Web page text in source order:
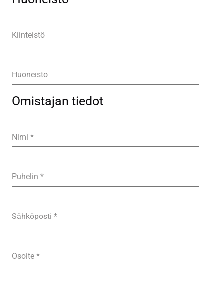
Kiinteistö
Huoneisto
Omistajan tiedot
Nimi *
Puhelin *
Sähköposti *
Osoite *